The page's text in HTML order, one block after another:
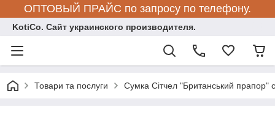
ОПТОВЫЙ ПРАЙС по запросу по телефону.
KotiCo. Сайт украинского производителя.
Товари та послуги Сумка Сітчел "Британський прапор"